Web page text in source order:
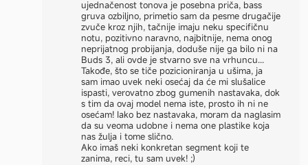
ujednačenost tonova je posebna priča, bass
gruva ozbiljno, primetio sam da pesme drugačije
zvuče kroz njih, tačnije imaju neku specifičnu
notu, pozitivno naravno, najbitnije, nema onog
neprijatnog probijanja, doduše nije ga bilo ni na
Buds 3, ali ovde je stvarno sve na vrhuncu...
Takođe, što se tiče pozicioniranja u ušima, ja
sam imao uvek neki osećaj da će mi slušalice
ispasti, verovatno zbog gumenih nastavaka, dok
s tim da ovaj model nema iste, prosto ih ni ne
osećam! Iako bez nastavaka, moram da naglasim
da su veoma udobne i nema one plastike koja
nas žulja i tome slično.
Ako imaš neki konkretan segment koji te
zanima, reci, tu sam uvek! ;)